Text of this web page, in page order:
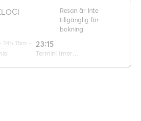
14h 15m ·· 23:15
Resan är inte
tillgänglig för
bokning